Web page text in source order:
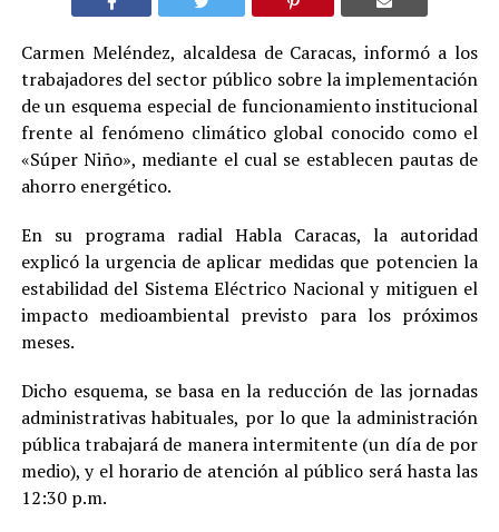
Carmen Meléndez, alcaldesa de Caracas, informó a los
trabajadores del sector público sobre la implementación
de un esquema especial de funcionamiento institucional
frente al fenómeno climático global conocido como el
«Súper Niño», mediante el cual se establecen pautas de
ahorro energético.
En su programa radial Habla Caracas, la autoridad
explicó la urgencia de aplicar medidas que potencien la
estabilidad del Sistema Eléctrico Nacional y mitiguen el
impacto medioambiental previsto para los próximos
meses.
Dicho esquema, se basa en la reducción de las jornadas
administrativas habituales, por lo que la administración
pública trabajará de manera intermitente (un día de por
medio), y el horario de atención al público será hasta las
12:30 p.m.